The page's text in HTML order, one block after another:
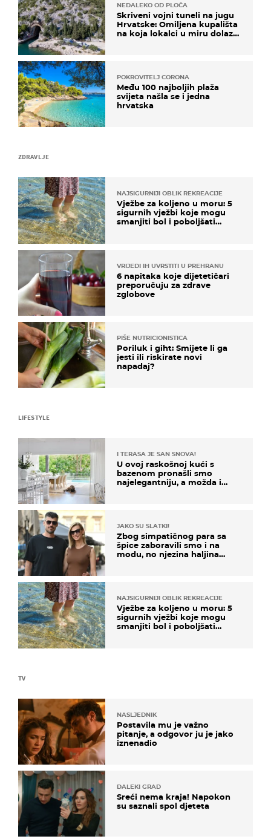
ZDRAVLJE
NAJSIGURNIJI OBLIK REKREACIJE
Vježbe za koljeno u moru: 5
sigurnih vježbi koje mogu
smanjiti bol i poboljšati
VRIJEDI IH UVRSTITI U PREHRANU
6 napitaka koje dijetetičari
preporučuju za zdrave
zglobove
PIŠE NUTRICIONISTICA
Poriluk i giht: Smijete li ga
jesti ili riskirate novi
napadaj?
TV
NASLJEDNIK
Postavila mu je važno
pitanje, a odgovor ju je jako
iznenadio
DALEKI GRAD
Sreći nema kraja! Napokon
su saznali spol djeteta
NEDALEKO OD PLOČA
Skriveni vojni tuneli na jugu
Hrvatske: Omiljena kupališta
na koja lokalci u miru dolaze
POKROVITELJ CORONA
Među 100 najboljih plaža
svijeta našla se i jedna
hrvatska
LIFESTYLE
I TERASA JE SAN SNOVA!
U ovoj raskošnoj kući s
bazenom pronašli smo
najelegantniju, a možda i
JAKO SU SLATKI!
Zbog simpatičnog para sa
špice zaboravili smo i na
modu, no njezina haljina
NAJSIGURNIJI OBLIK REKREACIJE
Vježbe za koljeno u moru: 5
sigurnih vježbi koje mogu
smanjiti bol i poboljšati